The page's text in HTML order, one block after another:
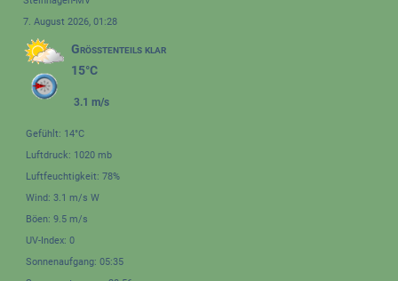
7. August 2026, 01:28
Größtenteils klar
15°C
3.1 m/s
Gefühlt: 14°C
Luftdruck: 1020 mb
Luftfeuchtigkeit: 78%
Wind: 3.1 m/s W
Böen: 9.5 m/s
UV-Index: 0
Sonnenaufgang: 05:35